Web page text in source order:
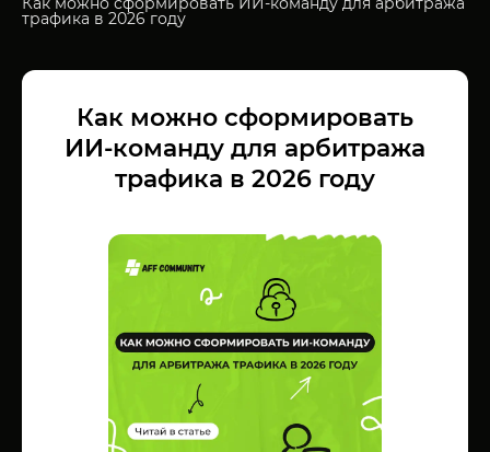
трафика в 2026 году
Как можно сформировать
ИИ-команду для арбитража
трафика в 2026 году